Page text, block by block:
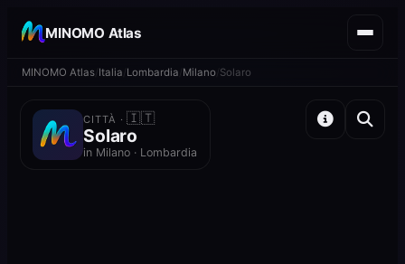
MINOMO Atlas
MINOMO Atlas Italia Lombardia Milano Solaro
CITTÀ ·🇮🇹
Solaro
in Milano · Lombardia